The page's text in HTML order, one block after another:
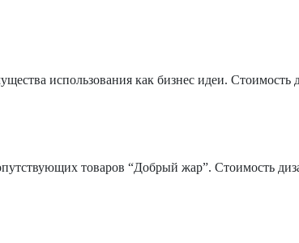
использования как бизнес идеи. Стоимость
товаров “Добрый жар”. Стоимость